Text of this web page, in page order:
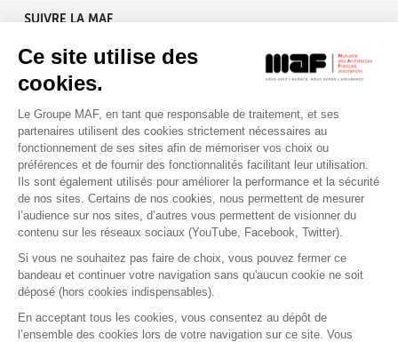
Ce site utilise des
cookies.
Le Groupe MAF, en tant que responsable de traitement, et ses
partenaires utilisent des cookies strictement nécessaires au
fonctionnement de ses sites afin de mémoriser vos choix ou
préférences et de fournir des fonctionnalités facilitant leur utilisation.
Ils sont également utilisés pour améliorer la performance et la sécurité
de nos sites. Certains de nos cookies, nous permettent de mesurer
l’audience sur nos sites, d’autres vous permettent de visionner du
contenu sur les réseaux sociaux (YouTube, Facebook, Twitter).
Si vous ne souhaitez pas faire de choix, vous pouvez fermer ce
bandeau et continuer votre navigation sans qu'aucun cookie ne soit
déposé (hors cookies indispensables).
En acceptant tous les cookies, vous consentez au dépôt de
l’ensemble des cookies lors de votre navigation sur ce site. Vous
SUIVRE LA MAF
RETROUVEZ-NOUS SUR :
Contact Presse Assistance
Mentions légales
Gestion des cookies